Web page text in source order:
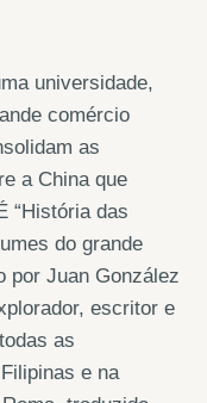
universidade,
comércio
as
a China que
“História das
do grande
por Juan González
escritor e
as
e na